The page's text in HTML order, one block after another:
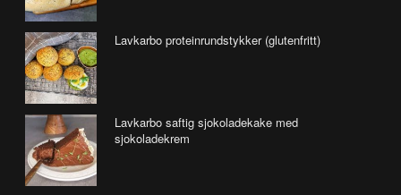
Lavkarbo proteinrundstykker (glutenfritt)
Lavkarbo saftig sjokoladekake med
sjokoladekrem